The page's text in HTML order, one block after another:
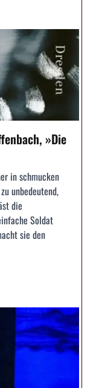
»Die
in schmucken
unbedeutend,
die
Soldat
sie den